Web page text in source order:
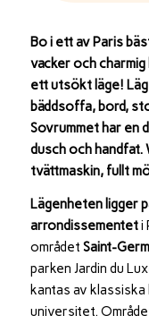
Bo i ett av Paris
vacker och
ett utsökt läge!
bäddsoffa, bord,
Sovrummet har en
dusch och handfat.
tvättmaskin, fullt
Lägenheten ligger
arrondissementeti
området Saint-
parken Jardin du
kantas av
universitet.